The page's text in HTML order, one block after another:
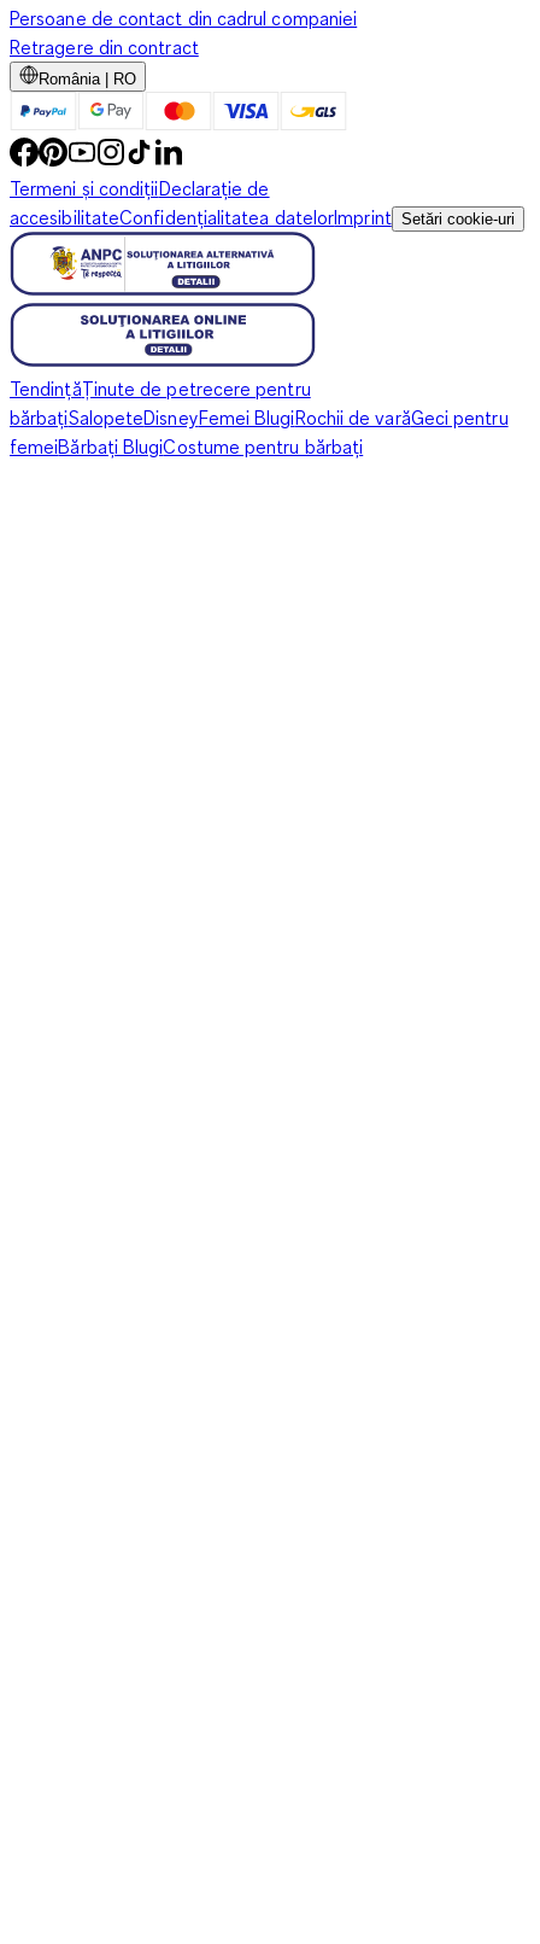
Persoane de contact din cadrul companiei
Retragere din contract
România | RO
Termeni și condițiiDeclarație de
accesibilitateConfidențialitatea datelorImprint Setări cookie-uri
TendințăȚinute de petrecere pentru
bărbațiSalopeteDisneyFemei BlugiRochii de varăGeci pentru
femeiBărbați BlugiCostume pentru bărbați